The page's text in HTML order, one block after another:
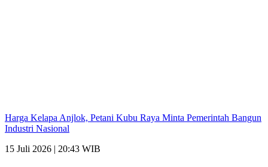
Harga Kelapa Anjlok, Petani Kubu Raya Minta Pemerintah Bangun
Industri Nasional
15 Juli 2026 | 20:43 WIB